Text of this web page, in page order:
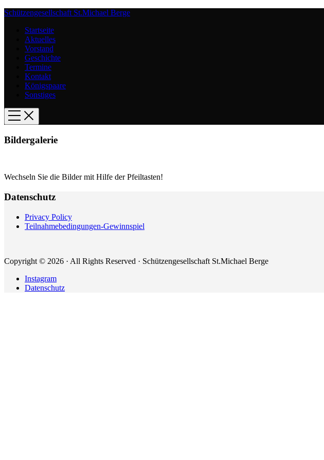
Schützengesellschaft St.Michael Berge
Startseite
Aktuelles
Vorstand
Geschichte
Termine
Kontakt
Königspaare
Sonstiges
Bildergalerie
Wechseln Sie die Bilder mit Hilfe der Pfeiltasten!
Datenschutz
Privacy Policy
Teilnahmebedingungen-Gewinnspiel
Copyright © 2026 · All Rights Reserved · Schützengesellschaft St.Michael Berge
Instagram
Datenschutz